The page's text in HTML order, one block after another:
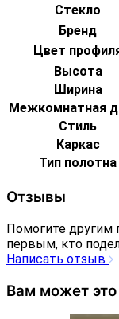
Стекло
Бренд
Цвет
Высота
Ширина
Межкомнатная
Стиль
Каркас
Тип полотна
Отзывы
Помогите другим
первым, кто
Написать отзыв
Вам может это